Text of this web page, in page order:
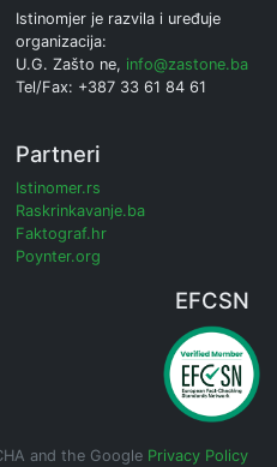
Istinomjer je razvila i uređuje
organizacija:
U.G. Zašto ne, info@zastone.ba
Tel/Fax: +387 33 61 84 61
Partneri
Istinomer.rs
Raskrinkavanje.ba
Faktograf.hr
Poynter.org
EFCSN
and the Google Privacy Policy